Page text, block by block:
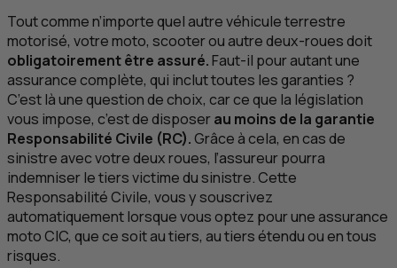
Tout comme n’importe quel autre véhicule terrestre
motorisé, votre moto, scooter ou autre deux-roues doit
obligatoirement être assuré.Faut-il pour autant une
assurance complète, qui inclut toutes les garanties ?
C’est là une question de choix, car ce que la législation
vous impose, c’est de disposerau moins de la garantie
Responsabilité Civile (RC).Grâce à cela, en cas de
sinistre avec votre deux roues, l’assureur pourra
indemniser le tiers victime du sinistre. Cette
Responsabilité Civile, vous y souscrivez
automatiquement lorsque vous optez pour une assurance
motoCIC, que ce soit au tiers, au tiers étendu ou en tous
risques.